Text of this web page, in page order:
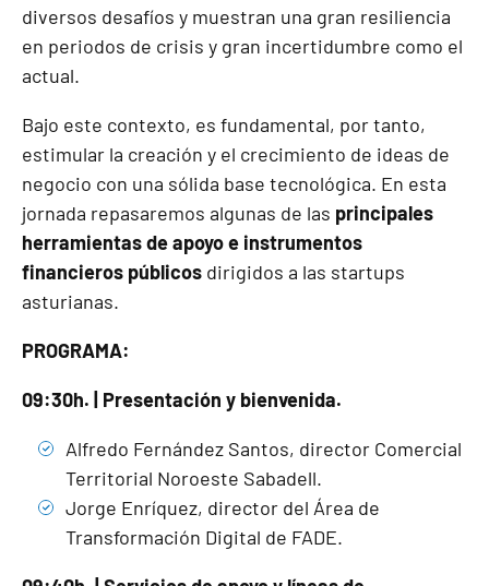
diversos desafíos y muestran una gran resiliencia
en periodos de crisis y gran incertidumbre como el
actual.
Bajo este contexto, es fundamental, por tanto,
estimular la creación y el crecimiento de ideas de
negocio con una sólida base tecnológica. En esta
jornada repasaremos algunas de las principales
herramientas de apoyo e instrumentos
financieros públicos dirigidos a las startups
asturianas.
PROGRAMA:
09:30h. | Presentación y bienvenida.
Alfredo Fernández Santos, director Comercial
Territorial Noroeste Sabadell.
Jorge Enríquez, director del Área de
Transformación Digital de FADE.